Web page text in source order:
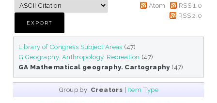
Atom
RSS 1.0
RSS 2.0
Library of Congress Subject Areas (47)
G Geography. Anthropology. Recreation (47)
GA Mathematical geography. Cartography(47)
Group by: Creators | Item Type